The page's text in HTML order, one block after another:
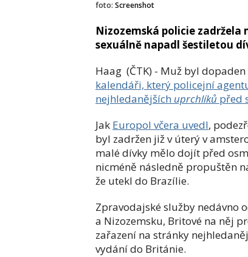
foto: Screenshot
Nizozemská policie zadržela
sexuálně napadl šestiletou
Haag (ČTK) - Muž byl
kalendáři, který policejní
nejhledanějších uprchlíků před
Jak Europol včera uvedl,
byl zadržen již v úterý v
malé dívky mělo dojít před
nicméně následně propuštěn
že utekl do Brazílie.
Zpravodajské služby nedávno
a Nizozemsku, Britové na něj
zařazení na stránky
vydání do Británie.